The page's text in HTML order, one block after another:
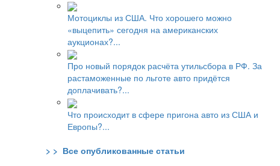
Мотоциклы из США. Что хорошего можно
«выцепить» сегодня на американских
аукционах?...
Про новый порядок расчёта утильсбора в РФ. За
растаможенные по льготе авто придётся
доплачивать?...
Что происходит в сфере пригона авто из США и
Европы?...
> > Все опубликованные статьи